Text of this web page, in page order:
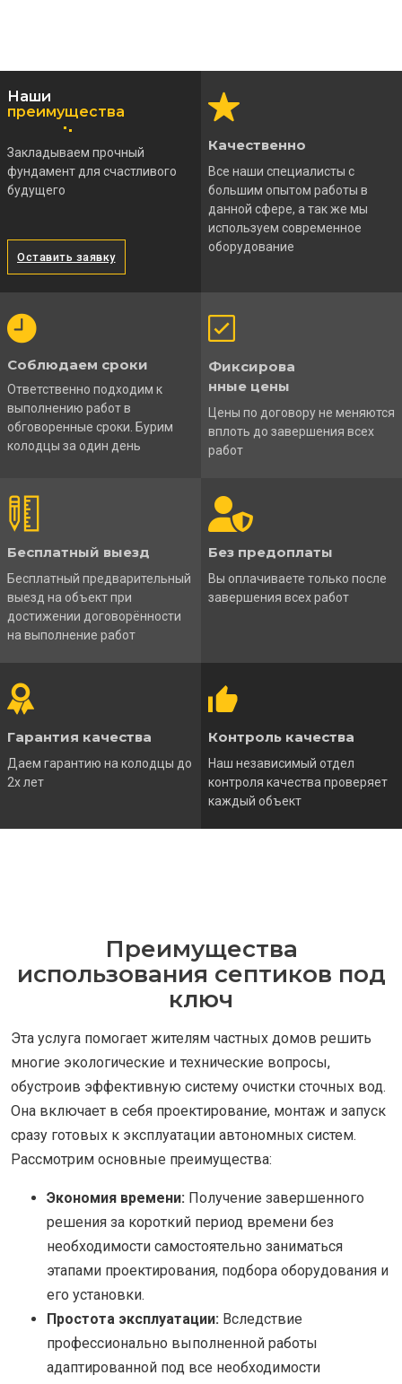
Наши
преимущества
Закладываем прочный
фундамент для счастливого
будущего
Оставить заявку
Качественно
Все наши специалисты с
большим опытом работы в
данной сфере, а так же мы
используем современное
оборудование
Соблюдаем сроки
Ответственно подходим к
выполнению работ в
обговоренные сроки. Бурим
колодцы за один день
Фиксирова
нные цены
Цены по договору не меняются
вплоть до завершения всех
работ
Бесплатный выезд
Бесплатный предварительный
выезд на объект при
достижении договорённости
на выполнение работ
Без предоплаты
Вы оплачиваете только после
завершения всех работ
Гарантия качества
Даем гарантию на колодцы до
2х лет
Контроль качества
Наш независимый отдел
контроля качества проверяет
каждый объект
Преимущества
использования септиков под
ключ
Эта услуга помогает жителям частных домов решить
многие экологические и технические вопросы,
обустроив эффективную систему очистки сточных вод.
Она включает в себя проектирование, монтаж и запуск
сразу готовых к эксплуатации автономных систем.
Рассмотрим основные преимущества:
Экономия времени: Получение завершенного
решения за короткий период времени без
необходимости самостоятельно заниматься
этапами проектирования, подбора оборудования и
его установки.
Простота эксплуатации: Вследствие
профессионально выполненной работы
адаптированной под все необходимости